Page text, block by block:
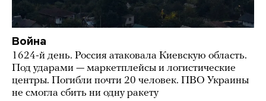
Война
1624-й день. Россия атаковала Киевскую область.
Под ударами — маркетплейсы и логистические
центры. Погибли почти 20 человек. ПВО Украины
не смогла сбить ни одну ракету